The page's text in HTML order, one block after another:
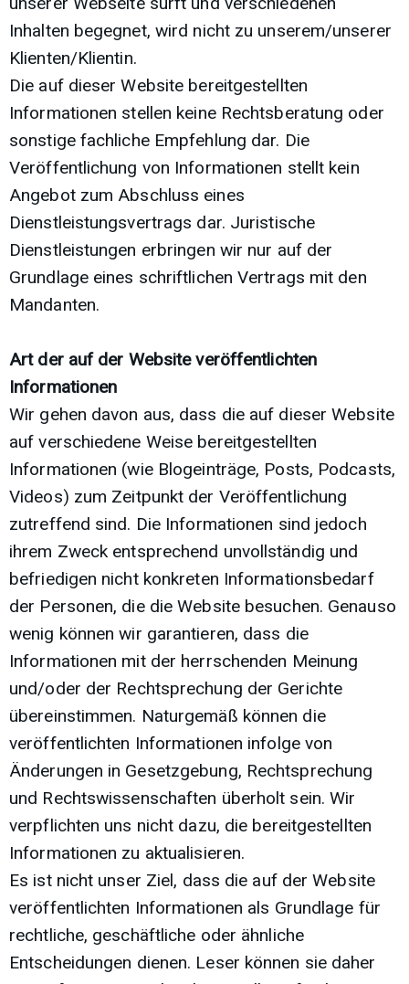
Inhalten begegnet, wird nicht zu unserem/unserer
Klienten/Klientin.
Die auf dieser Website bereitgestellten
Informationen stellen keine Rechtsberatung oder
sonstige fachliche Empfehlung dar. Die
Veröffentlichung von Informationen stellt kein
Angebot zum Abschluss eines
Dienstleistungsvertrags dar. Juristische
Dienstleistungen erbringen wir nur auf der
Grundlage eines schriftlichen Vertrags mit den
Mandanten.
Art der auf der Website veröffentlichten
Informationen
Wir gehen davon aus, dass die auf dieser Website
auf verschiedene Weise bereitgestellten
Informationen (wie Blogeinträge, Posts, Podcasts,
Videos) zum Zeitpunkt der Veröffentlichung
zutreffend sind. Die Informationen sind jedoch
ihrem Zweck entsprechend unvollständig und
befriedigen nicht konkreten Informationsbedarf
der Personen, die die Website besuchen. Genauso
wenig können wir garantieren, dass die
Informationen mit der herrschenden Meinung
und/oder der Rechtsprechung der Gerichte
übereinstimmen. Naturgemäß können die
veröffentlichten Informationen infolge von
Änderungen in Gesetzgebung, Rechtsprechung
und Rechtswissenschaften überholt sein. Wir
verpflichten uns nicht dazu, die bereitgestellten
Informationen zu aktualisieren.
Es ist nicht unser Ziel, dass die auf der Website
veröffentlichten Informationen als Grundlage für
rechtliche, geschäftliche oder ähnliche
Entscheidungen dienen. Leser können sie daher